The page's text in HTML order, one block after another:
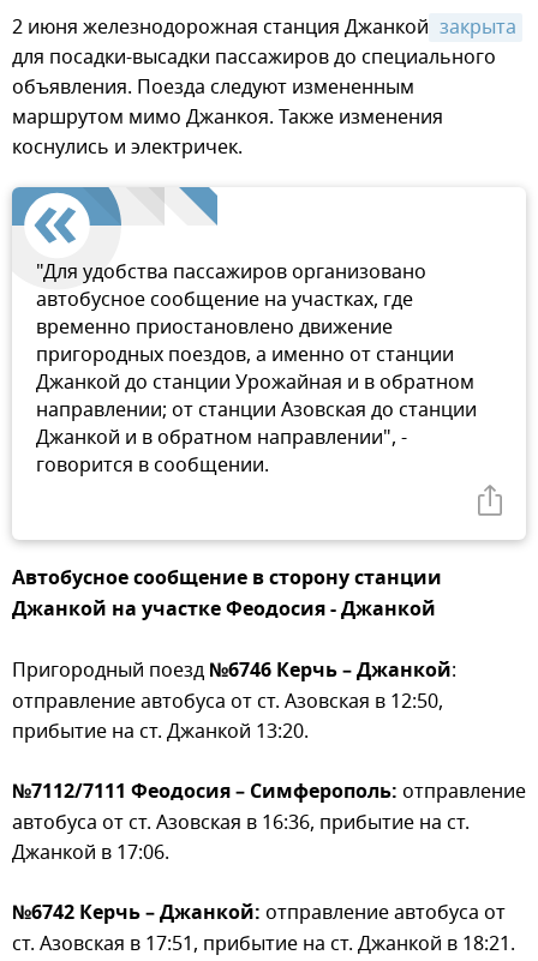
2 июня железнодорожная станция Джанкой закрыта
для посадки-высадки пассажиров до специального
объявления. Поезда следуют измененным
маршрутом мимо Джанкоя. Также изменения
коснулись и электричек.
"Для удобства пассажиров организовано
автобусное сообщение на участках, где
временно приостановлено движение
пригородных поездов, а именно от станции
Джанкой до станции Урожайная и в обратном
направлении; от станции Азовская до станции
Джанкой и в обратном направлении", -
говорится в сообщении.
Автобусное сообщение в сторону станции
Джанкой на участке Феодосия - Джанкой
Пригородный поезд №6746 Керчь – Джанкой:
отправление автобуса от ст. Азовская в 12:50,
прибытие на ст. Джанкой 13:20.
№7112/7111 Феодосия – Симферополь: отправление
автобуса от ст. Азовская в 16:36, прибытие на ст.
Джанкой в 17:06.
№6742 Керчь – Джанкой: отправление автобуса от
ст. Азовская в 17:51, прибытие на ст. Джанкой в 18:21.